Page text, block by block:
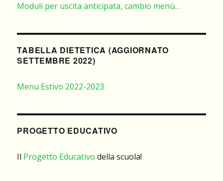
Moduli per uscita anticipata, cambio menù…
TABELLA DIETETICA (AGGIORNATO
SETTEMBRE 2022)
Menu Estivo 2022-2023
PROGETTO EDUCATIVO
Il Progetto Educativo della scuola!